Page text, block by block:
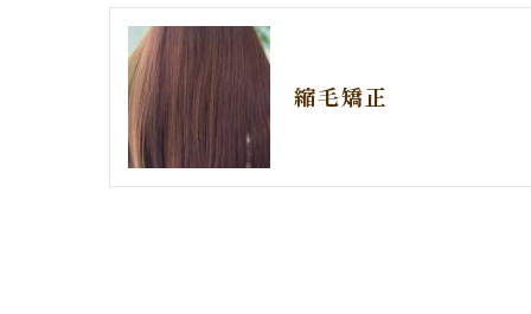
縮毛矯正